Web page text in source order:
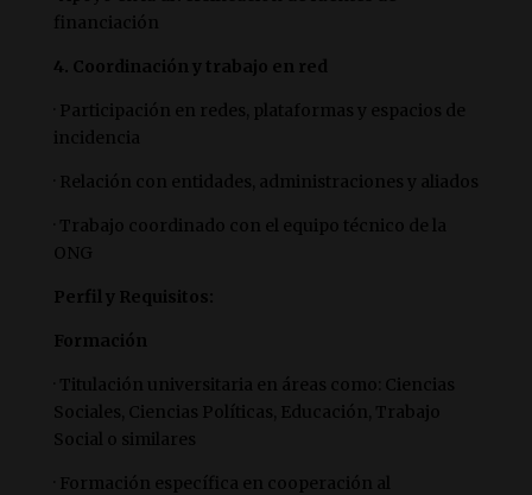
financiación
4. Coordinación y trabajo en red
· Participación en redes, plataformas y espacios de
incidencia
· Relación con entidades, administraciones y aliados
· Trabajo coordinado con el equipo técnico de la
ONG
Perfil y Requisitos:
Formación
· Titulación universitaria en áreas como: Ciencias
Sociales, Ciencias Políticas, Educación, Trabajo
Social o similares
· Formación específica en cooperación al